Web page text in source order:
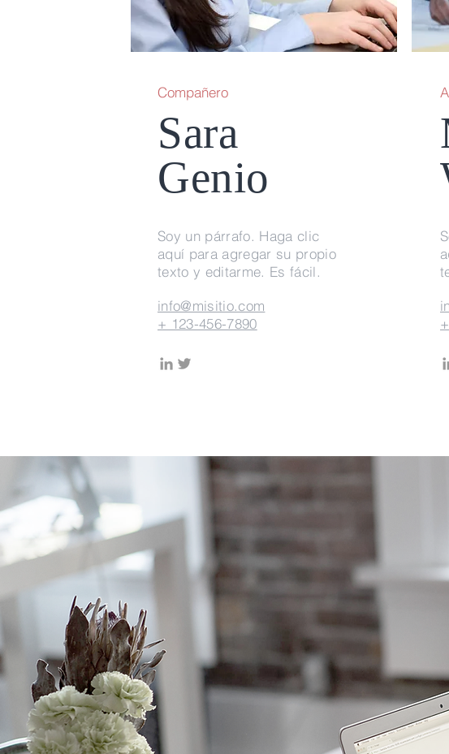
Compañero
Sara
Genio
Soy un párrafo. Haga clic
aquí para agregar su propio
texto y editarme. Es fácil.
info@misitio.com
+ 123-456-7890